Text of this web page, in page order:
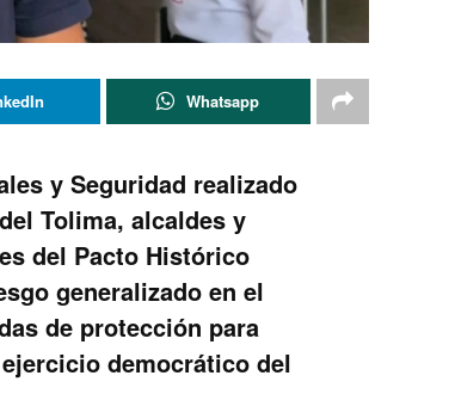
Whatsapp
y Seguridad realizado
Tolima, alcaldes y
del Pacto Histórico
generalizado en el
de protección para
democrático del